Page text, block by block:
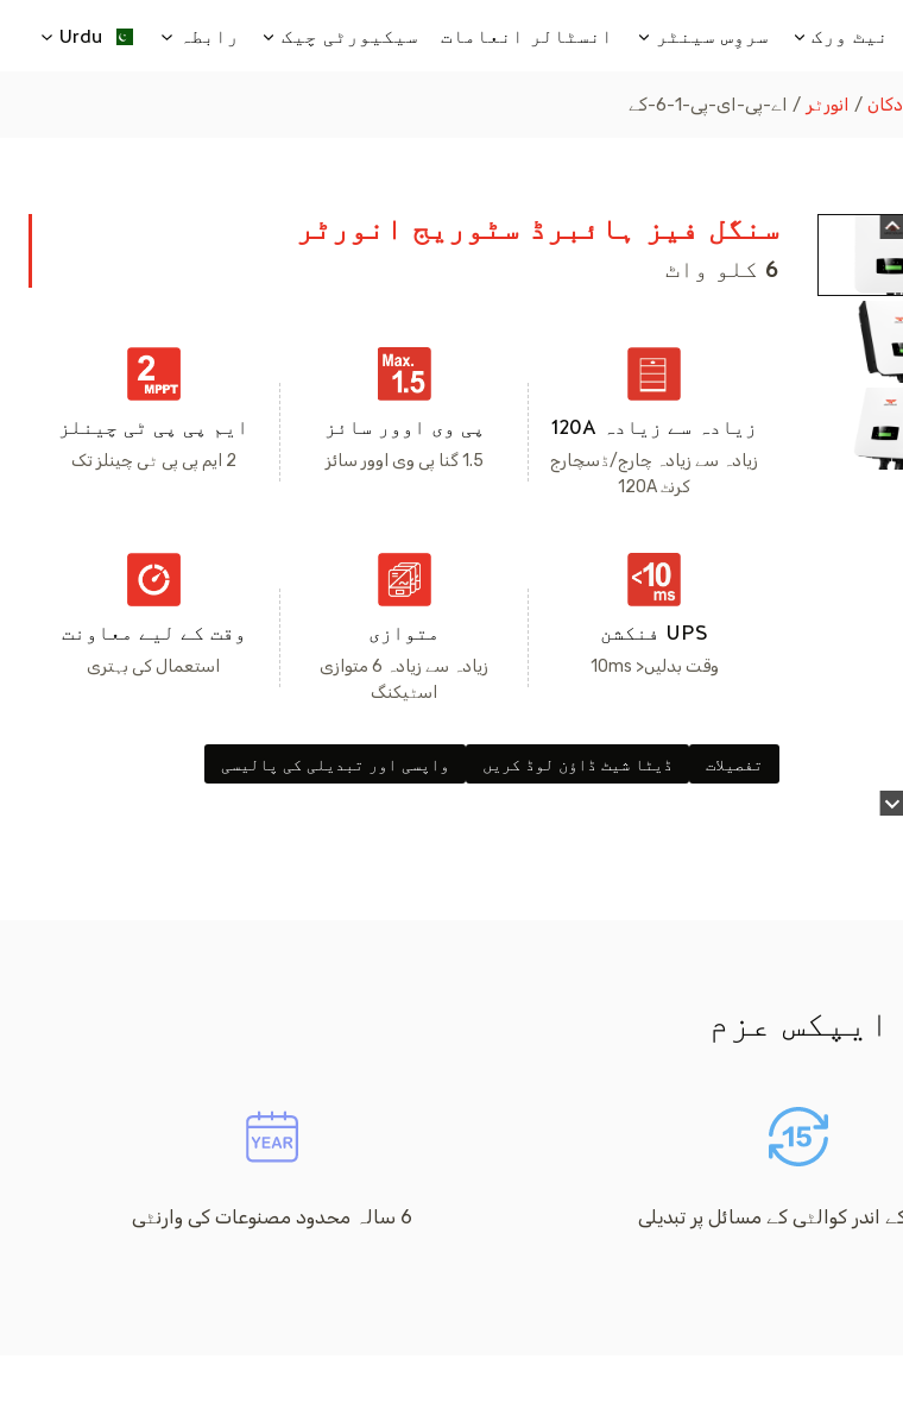
نیٹ ورک سروِس سینٹر انسٹالر انعامات سیکیورٹی چیک رابطہ Urdu
دکان / انورٹر / اے-پی-ای-پی-1-6-کے
سنگل فیز ہائبرڈ سٹوریج انورٹر
6 کلو واٹ
زیادہ سے زیادہ 120A
زیادہ سے زیادہ چارج/ڈسچارج
کرنٹ 120A
پی وی اوور سائز
1.5 گنا پی وی اوور سائز
ایم پی پی ٹی چینلز
2 ایم پی پی ٹی چینلز تک
UPS فنکشن
وقت بدلیں< 10ms
متوازی
زیادہ سے زیادہ 6 متوازی
اسٹیکنگ
وقت کے لیے معاونت
استعمال کی بہتری
تفصیلات ڈیٹا شیٹ ڈاؤن لوڈ کریں واپسی اور تبدیلی کی پالیسی
ایپکس عزم
6 سالہ محدود مصنوعات کی وارنٹی